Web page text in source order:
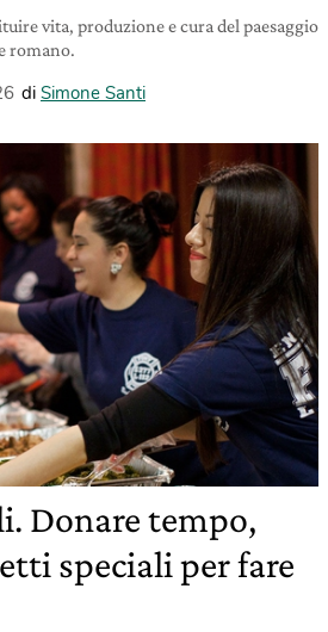
vita, produzione e cura del paesaggio
romano.
di Simone Santi
Donare tempo,
speciali per fare